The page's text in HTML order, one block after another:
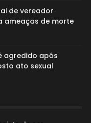
de vereador
ameaças de morte
agredido após
ato sexual